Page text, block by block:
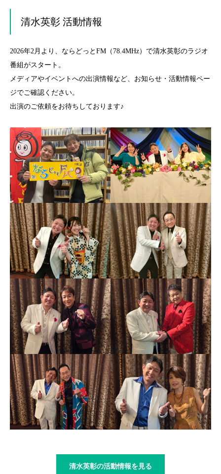
清水英彰 活動情報
2026年2月より、ならどっとFM（78.4MHz）で清水英彰のラジオ
番組がスタート。
メディアやイベントへの出演情報など、お知らせ・活動情報ペー
ジでご確認ください。
出演のご依頼をお待ちしております♪
清水英彰の活動情報を見る